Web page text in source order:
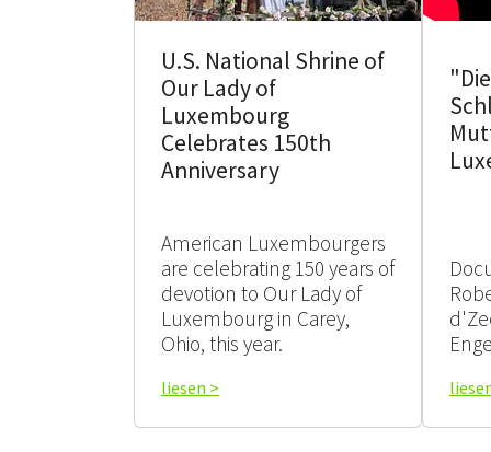
U.S. National Shrine of
Our Lady of
Luxembourg
Celebrates 150th
Anniversary
American Luxembourgers
are celebrating 150 years of
devotion to Our Lady of
Luxembourg in Carey,
Ohio, this year.
liesen >